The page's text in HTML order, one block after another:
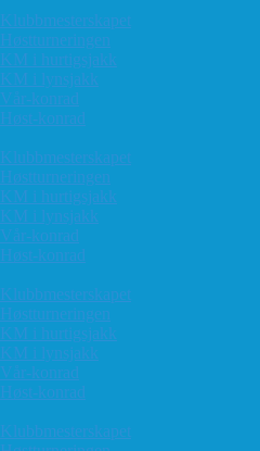
Klubbmesterskapet
Høstturneringen
KM i hurtigsjakk
KM i lynsjakk
Vår-konrad
Høst-konrad
Klubbmesterskapet
Høstturneringen
KM i hurtigsjakk
KM i lynsjakk
Vår-konrad
Høst-konrad
Klubbmesterskapet
Høstturneringen
KM i hurtigsjakk
KM i lynsjakk
Vår-konrad
Høst-konrad
Klubbmesterskapet